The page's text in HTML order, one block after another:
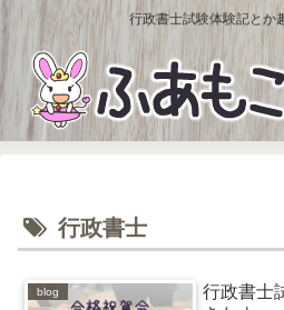
行政書士試験体験記とか
行政書士
blog
行政書士